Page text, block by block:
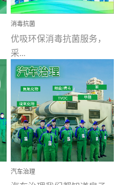
消毒抗菌
优吸环保消毒抗菌服务，
采...
用行业公认奥维牌消毒
液，具备杀死人体冠状病
毒的功效，杀菌率
99.99%。相对于传统消毒
液来说，无...
汽车治理